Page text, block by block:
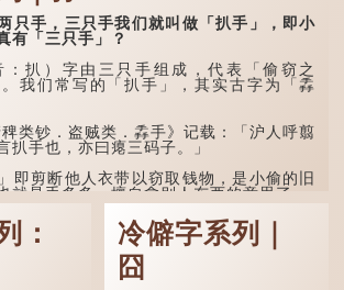
手，三只手我们就叫做「扒手」，即小
有「三只手」？
）字由三只手组成，代表「偷窃之
我们常写的「扒手」，其实古字为「掱
钞．盗贼类．掱手》记载：「沪人呼翦
扒手也，亦曰瘪三码子。」
剪断他人衣带以窃取钱物，是小偷的旧
就是手多多，擅自拿别人东西的意思了...
：
冷僻字系列｜
囧